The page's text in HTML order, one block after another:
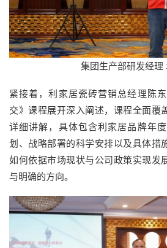
集团生产部研发经理
紧接着，利家居瓷砖营销总经理陈
交》课程展开深入阐述，课程全面覆
详细讲解，具体包含利家居品牌年
划、战略部署的科学安排以及具体措
如何依据市场现状与公司政策实现发
与明确的方向。